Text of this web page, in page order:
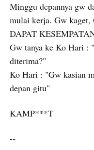
Minggu depannya gw
mulai kerja. Gw
DAPAT
Gw tanya ke Ko Hari :
diterima?"
Ko Hari : "Gw kasian
depan gitu"
KAMP***T
--